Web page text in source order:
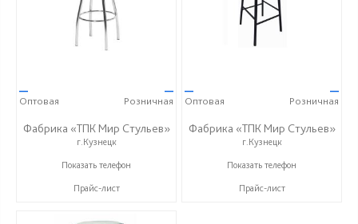
—
Оптовая
—
Розничная
Фабрика «ТПК Мир Стульев»
г.Кузнецк
8 (927) 648-00-04
Показать телефон
Прайс-лист
—
Оптовая
—
Розничная
Фабрика «ТПК Мир Стульев»
г.Кузнецк
8 (927) 648-00-04
Показать телефон
Прайс-лист